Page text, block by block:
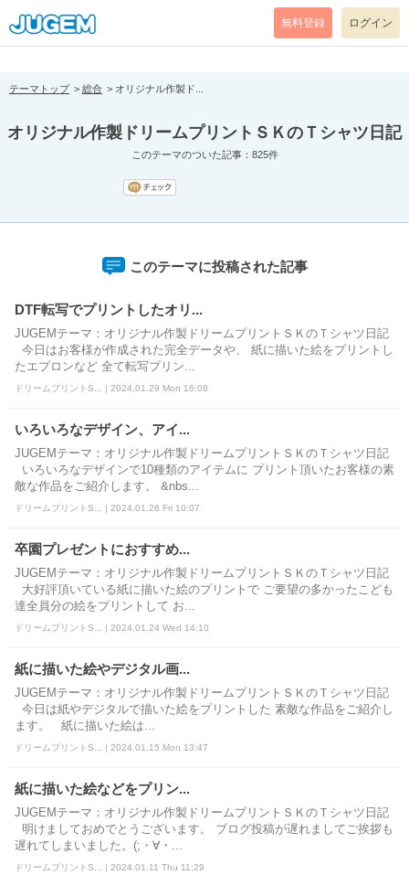
[pear_error: message="Success" code=0 mode=return level=notice
prefix="" info=""]DB Error: no database selected
無料登録 ログイン
テーマトップ 総合 オリジナル作製ド...
オリジナル作製ドリームプリントＳＫのＴシャツ日記
このテーマのついた記事：825件
このテーマに投稿された記事
DTF転写でプリントしたオリ...
JUGEMテーマ：オリジナル作製ドリームプリントＳＫのＴシャツ日記
今日はお客様が作成された完全データや、 紙に描いた絵をプリントし
たエプロンなど 全て転写プリン...
ドリームプリントS... | 2024.01.29 Mon 16:08
いろいろなデザイン、アイ...
JUGEMテーマ：オリジナル作製ドリームプリントＳＫのＴシャツ日記
いろいろなデザインで10種類のアイテムに プリント頂いたお客様の素
敵な作品をご紹介します。 &nbs...
ドリームプリントS... | 2024.01.26 Fri 10:07
卒園プレゼントにおすすめ...
JUGEMテーマ：オリジナル作製ドリームプリントＳＫのＴシャツ日記
大好評頂いている紙に描いた絵のプリントで ご要望の多かったこども
達全員分の絵をプリントして お...
ドリームプリントS... | 2024.01.24 Wed 14:10
紙に描いた絵やデジタル画...
JUGEMテーマ：オリジナル作製ドリームプリントＳＫのＴシャツ日記
今日は紙やデジタルで描いた絵をプリントした 素敵な作品をご紹介し
ます。 紙に描いた絵は...
ドリームプリントS... | 2024.01.15 Mon 13:47
紙に描いた絵などをプリン...
JUGEMテーマ：オリジナル作製ドリームプリントＳＫのＴシャツ日記
明けましておめでとうございます。 ブログ投稿が遅れましてご挨拶も
遅れてしまいました。(;・∀・...
ドリームプリントS... | 2024.01.11 Thu 11:29